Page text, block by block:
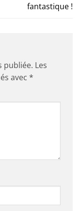
fantastique !
publiée. Les
avec *